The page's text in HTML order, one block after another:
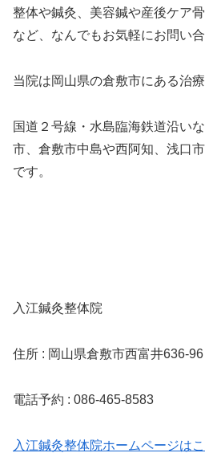
整体や鍼灸、美容鍼や産後ケア
など、なんでもお気軽にお問い合
当院は岡山県の倉敷市にある治療
国道２号線・水島臨海鉄道沿い
市、倉敷市中島や西阿知、浅口
です。
入江鍼灸整体院
住所 : 岡山県倉敷市西富井636-
電話予約 : 086-465-8583
入江鍼灸整体院ホームページは